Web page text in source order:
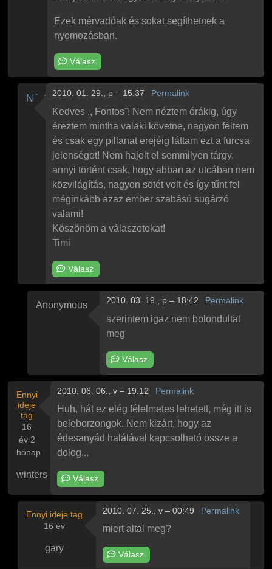
Ezek mérvadóak és sokat segíthetnek a
nyomozásban.
Válasz
Névtelen
VálaszPokolfajzat Fontos!üzenetére
2010. 01. 29., p – 15:37 Permalink
Kedves ,, Fontos˝! Nem néztem órákig, úgy
éreztem mintha valaki követne, nagyon féltem
és csak egy pillanat erejéig láttam ezt a furcsa
jelenséget! Nem hajolt el semmilyen tárgy,
annyi történt csak, hogy abban az utcában nem
közvilágítás, nagyon sötét volt és így tűnt fel
méginkább azaz ember szabású sugárzó
valami!
Köszönöm a válaszotokat!
Timi
Válasz
Anonymous
Válaszüzenetére
2010. 03. 19., p – 18:42 Permalink
szerintem igaz nem bolondultal
meg
Válasz
Ennyi
ideje
tag
16
év 2
hónap
winters
2010. 06. 06., v – 19:12 Permalink
Huh, hát ez elég félelmetes lehetett, még itt is
beleborzongok. Nem kizárt, hogy az
édesanyád halálával kapcsolható össze a
dolog...
Válasz
Ennyi ideje tag
16 év
gary
Huh, hát ez elég félelmetes
2010. 07. 25., v – 00:49 Permalink
miert altal meg?
Válasz